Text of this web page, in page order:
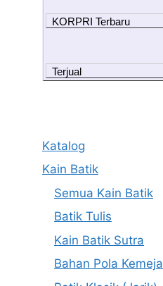
KORPRI Terbaru
Terjual
Katalog
Kain Batik
Semua Kain Batik
Batik Tulis
Kain Batik Sutra
Bahan Pola Kemeja